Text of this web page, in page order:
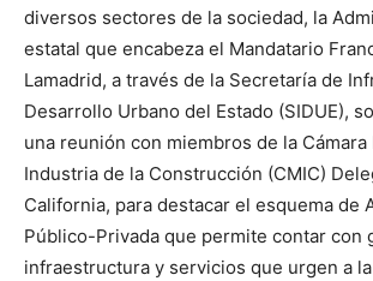
diversos sectores de la sociedad, la
estatal que encabeza el Mandatario
Lamadrid, a través de la Secretaría de
Desarrollo Urbano del Estado (SIDUE),
una reunión con miembros de la Cámara
Industria de la Construcción (CMIC)
California, para destacar el esquema de
Público-Privada que permite contar con
infraestructura y servicios que urgen a